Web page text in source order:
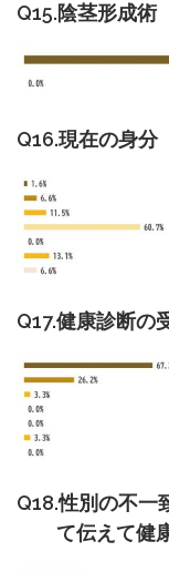
Q15.陰茎形成術
Q16.現在の身分
Q17.健康診断の
Q18.性別の不一
て伝えて健